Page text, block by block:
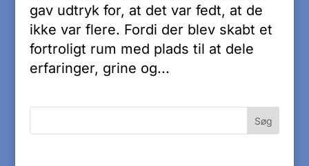
gav udtryk for, at det var fedt, at de
ikke var flere. Fordi der blev skabt et
fortroligt rum med plads til at dele
erfaringer, grine og...